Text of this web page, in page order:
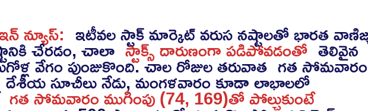
న్యూస్: ఇటీవల స్టాక్ మార్కెట్ వరుస నష్టాలతో భారత
చేరడం, చాలా స్టాక్స్ దారుణంగా పడిపోవడంతోతెలివైన
వేగం పుంజుకొంది. చాల రోజుల తరువాత గత సోమవారం
దేశీయ సూచీలు నేడు, మంగళవారం కూడా లాభాలలో
గత సోమవారం ముగింపు (74, 169)తో పోల్చుకుంటే